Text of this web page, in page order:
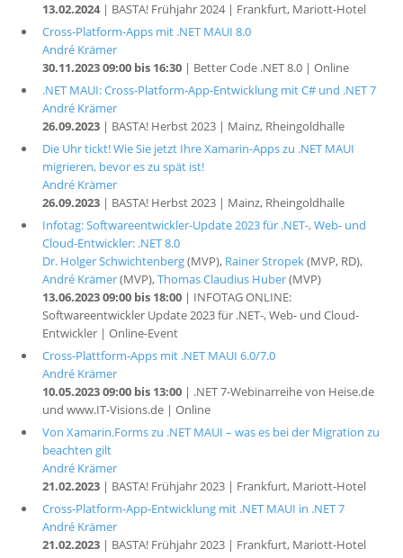
13.02.2024| BASTA! Frühjahr 2024 | Frankfurt, Mariott-Hotel
Cross-Platform-Apps mit .NET MAUI 8.0
André Krämer
30.11.2023 09:00 bis 16:30| Better Code .NET 8.0 | Online
.NET MAUI: Cross-Platform-App-Entwicklung mit C# und .NET 7
André Krämer
26.09.2023| BASTA! Herbst 2023 | Mainz, Rheingoldhalle
Die Uhr tickt! Wie Sie jetzt Ihre Xamarin-Apps zu .NET MAUI
migrieren, bevor es zu spät ist!
André Krämer
26.09.2023| BASTA! Herbst 2023 | Mainz, Rheingoldhalle
Infotag: Softwareentwickler-Update 2023 für .NET-, Web- und
Cloud-Entwickler: .NET 8.0
Dr. Holger Schwichtenberg(MVP), Rainer Stropek(MVP, RD),
André Krämer(MVP),Thomas Claudius Huber(MVP)
13.06.2023 09:00 bis 18:00| INFOTAG ONLINE:
Softwareentwickler Update 2023 für .NET-, Web- und Cloud-
Entwickler | Online-Event
Cross-Plattform-Apps mit .NET MAUI 6.0/7.0
André Krämer
10.05.2023 09:00 bis 13:00| .NET 7-Webinarreihe von Heise.de
und www.IT-Visions.de | Online
Von Xamarin.Forms zu .NET MAUI – was es bei der Migration zu
beachten gilt
André Krämer
21.02.2023| BASTA! Frühjahr 2023 | Frankfurt, Mariott-Hotel
Cross-Platform-App-Entwicklung mit .NET MAUI in .NET 7
André Krämer
21.02.2023| BASTA! Frühjahr 2023 | Frankfurt, Mariott-Hotel